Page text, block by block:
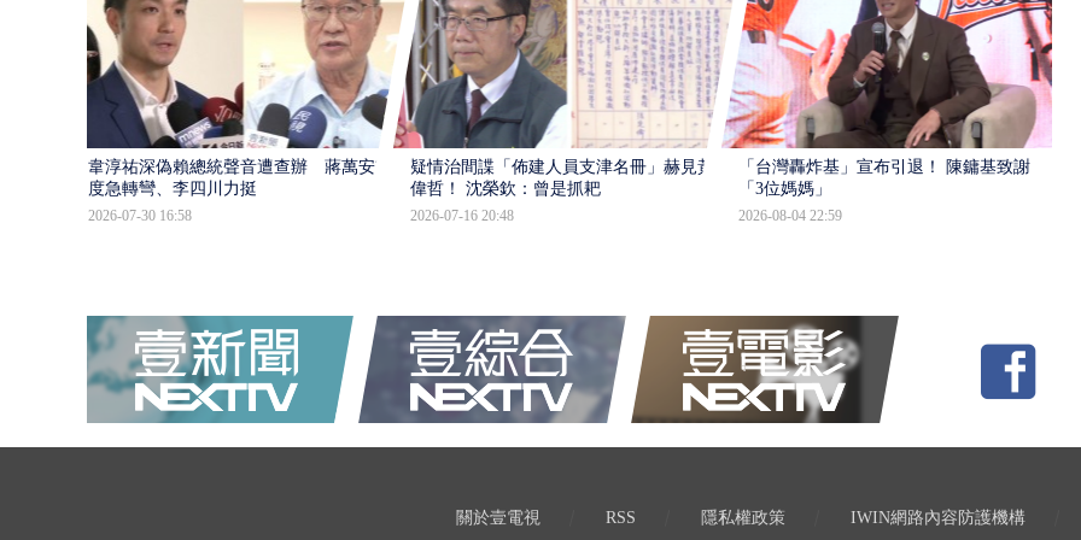
韋淳祐深偽賴總統聲音遭查辦 蔣萬安態
度急轉彎、李四川力挺
2026-07-30 16:58
疑情治間諜「佈建人員支津名冊」赫見黃
偉哲！ 沈榮欽：曾是抓耙
2026-07-16 20:48
「台灣轟炸基」宣布引退！ 陳鏞基致謝
「3位媽媽」
2026-08-04 22:59
關於壹電視 RSS 隱私權政策 IWIN網路內容防護機構